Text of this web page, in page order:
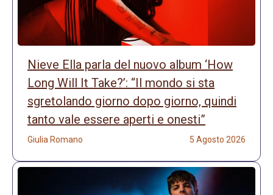
Nieve Ella parla del nuovo album ‘How
Long Will It Take?’: “Il mondo si sta
sgretolando giorno dopo giorno, quindi
tanto vale essere aperti e onesti”
Giulia Romano 5 Agosto 2026